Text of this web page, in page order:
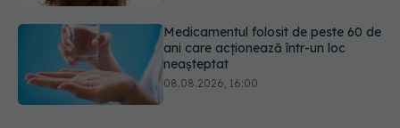
Transpirații nocturne: semnul ignorat
care poate ascunde probleme
serioase de sănătate